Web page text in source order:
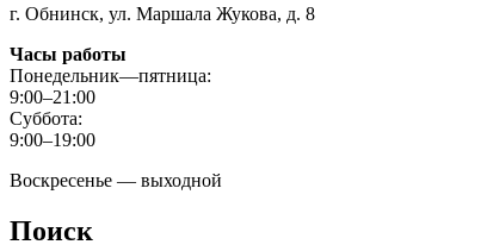
г. Обнинск, ул. Маршала Жукова, д. 8
Часы работы
Понедельник—пятница:
9:00–21:00
Суббота:
9:00–19:00
Воскресенье — выходной
Поиск